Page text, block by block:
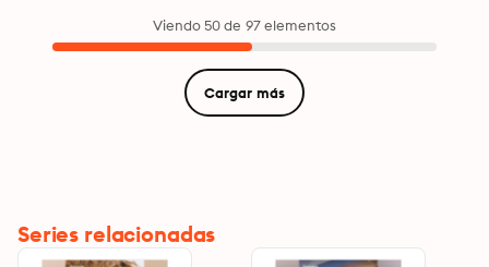
Viendo 50 de 97 elementos
Cargar más
Series relacionadas